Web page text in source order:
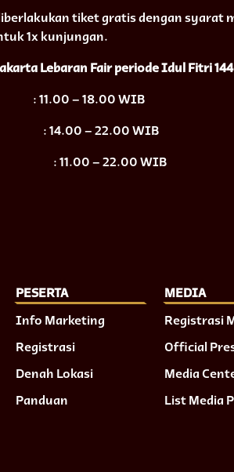
tiket gratis dengan syarat
1x kunjungan.
Lebaran Fair periode Idul Fitri
: 11.00 – 18.00 WIB
: 14.00 – 22.00 WIB
: 11.00 – 22.00 WIB
PESERTA
Info Marketing
Registrasi
Denah Lokasi
Panduan
MEDIA
Registrasi
Official
Media
List Media